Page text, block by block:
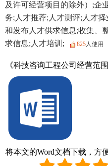
及许可经营项目的除外）;企
务;人才推荐;人才测评;人才
和发布人才供求信息;收集、
求信息;人才培训;
825人使用
《科技咨询工程公司经营范
将本文的Word文档下载，方